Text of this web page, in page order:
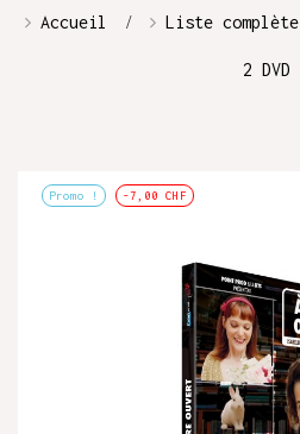
Accueil Liste complète
2 DVD
Promo ! -7,00 CHF